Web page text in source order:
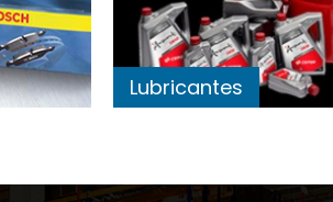
Lubricantes